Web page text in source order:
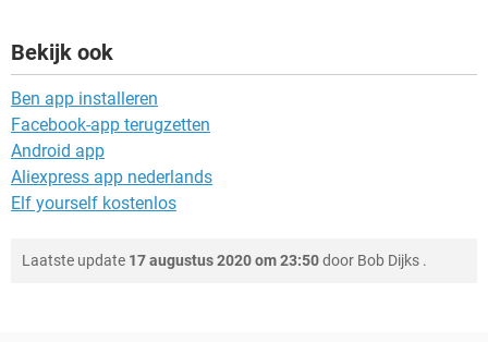
Bekijk ook
Ben app installeren
Facebook-app terugzetten
Android app
Aliexpress app nederlands
Elf yourself kostenlos
Laatste update 17 augustus 2020 om 23:50door Bob Dijks .